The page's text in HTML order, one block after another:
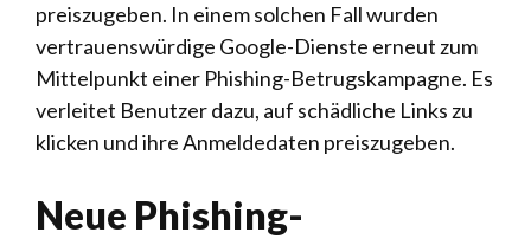
preiszugeben. In einem solchen Fall wurden
vertrauenswürdige Google-Dienste erneut zum
Mittelpunkt einer Phishing-Betrugskampagne. Es
verleitet Benutzer dazu, auf schädliche Links zu
klicken und ihre Anmeldedaten preiszugeben.
Neue Phishing-